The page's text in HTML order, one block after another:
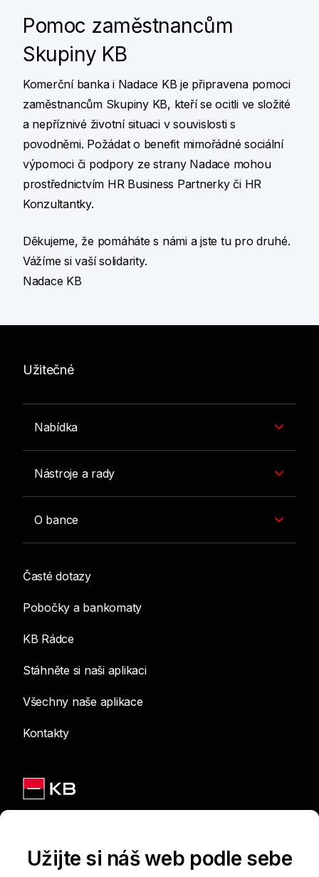
Pomoc zaměstnancům
Skupiny KB
Komerční banka i Nadace KB je připravena pomoci
zaměstnancům Skupiny KB, kteří se ocitli ve složité
a nepříznivé životní situaci v souvislosti s
povodněmi. Požádat o benefit mimořádné sociální
výpomoci či podpory ze strany Nadace mohou
prostřednictvím HR Business Partnerky či HR
Konzultantky.
Děkujeme, že pomáháte s námi a jste tu pro druhé.
Vážíme si vaší solidarity.
Nadace KB
Užitečné
Nabídka
Nástroje a rady
O bance
Časté dotazy
Pobočky a bankomaty
KB Rádce
Stáhněte si naši aplikaci
Všechny naše aplikace
Kontakty
Užijte si náš web podle sebe